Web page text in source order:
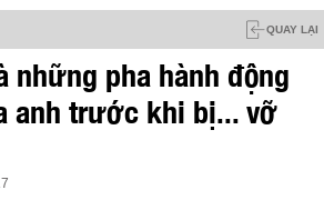
QUAY LẠI
những pha hành động
anh trước khi bị... vỡ